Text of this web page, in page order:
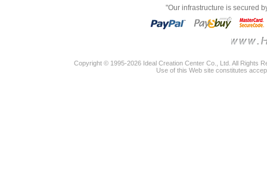
"Our infrastructure is secured
Copyright © 1995-2026 Ideal Creation Center Co., Ltd. All Rights
Use of this Web site constitutes